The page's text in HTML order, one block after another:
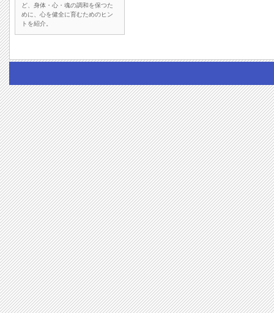
ど、身体・心・魂の調和を保つた
めに、心を健全に育むためのヒン
トを紹介。